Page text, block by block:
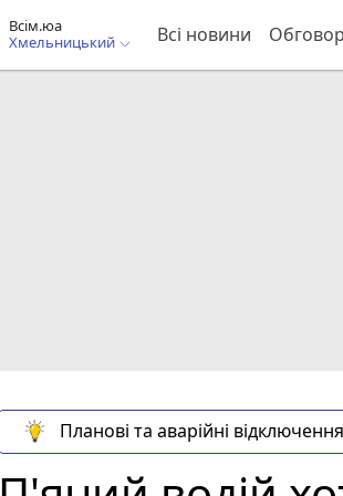
Всім.юа
Хмельницький
Всі новини
Планові та аварійні